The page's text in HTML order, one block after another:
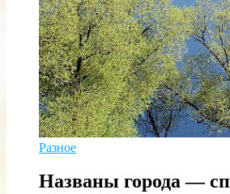
Разное
Названы города —